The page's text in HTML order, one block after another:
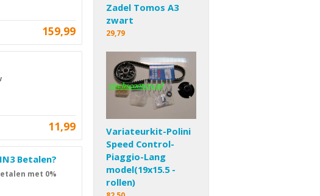
159,99
11,99
Betalen?
met 0%
Zadel Tomos A3
zwart
29,79
Variateurkit-Polini
Speed Control-
Piaggio-Lang
model(19x15.5 -
rollen)